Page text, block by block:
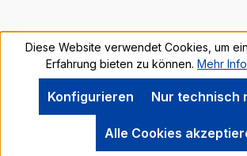
Diese Website verwendet Cookies, um
Erfahrung bieten zu können. Mehr
Nur technisch
Konfigurieren
Alle Cookies